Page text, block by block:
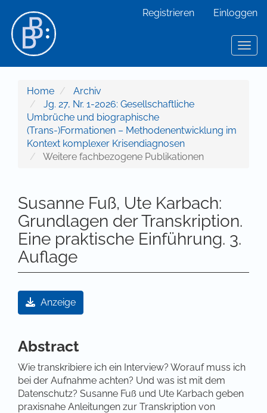
Hauptinhalt
Sidebar
Registrieren Einloggen
Home
Archiv
Jg. 27, Nr. 1-2026: Gesellschaftliche
Umbrüche und biographische
(Trans-)Formationen – Methodenentwicklung im
Kontext komplexer Krisendiagnosen
Weitere fachbezogene Publikationen
Susanne Fuß, Ute Karbach:
Grundlagen der Transkription.
Eine praktische Einführung. 3.
Auflage
Artikel-Sidebar
Anzeige
Hauptsächlicher Artikelinhalt
Abstract
Wie transkribiere ich ein Interview? Worauf muss ich
bei der Aufnahme achten? Und was ist mit dem
Datenschutz? Susanne Fuß und Ute Karbach geben
praxisnahe Anleitungen zur Transkription von